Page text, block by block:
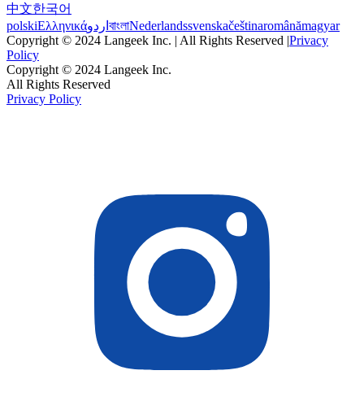
中文한국어
polskiΕλληνικάاردو বাংলাNederlandssvenskačeštinaromânămagyar
Copyright © 2024 Langeek Inc. | All Rights Reserved |Privacy
Policy
Copyright © 2024 Langeek Inc.
All Rights Reserved
Privacy Policy